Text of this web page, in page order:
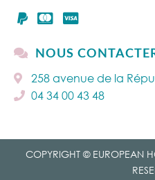
NOUS
258 avenue de la
04 34 00 43 48
COPYRIGHT © EUROPEAN